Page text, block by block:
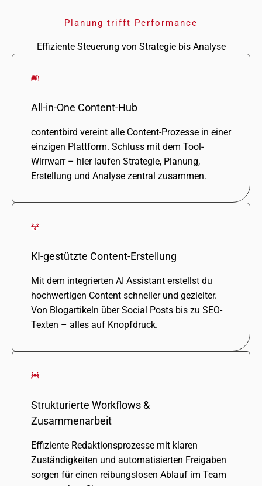
Planung trifft Performance
Effiziente Steuerung von Strategie bis Analyse
All-in-One Content-Hub
content­bird vereint alle Content-Prozesse in einer
einzi­gen Plattform. Schluss mit dem Tool-
Wirrwarr – hier laufen Strategie, Planung,
Erstellung und Analyse zentral zusam­men.
KI-gestützte Content-Erstellung
Mit dem inte­grier­ten AI Assistant erstellst du
hoch­wer­ti­gen Content schnel­ler und geziel­ter.
Von Blogartikeln über Social Posts bis zu SEO-
Texten – alles auf Knopfdruck.
Strukturierte Workflows &
Zusammenarbeit
Effiziente Redaktionsprozesse mit klaren
Zuständigkeiten und auto­ma­ti­sier­ten Freigaben
sorgen für einen reibungs­lo­sen Ablauf im Team